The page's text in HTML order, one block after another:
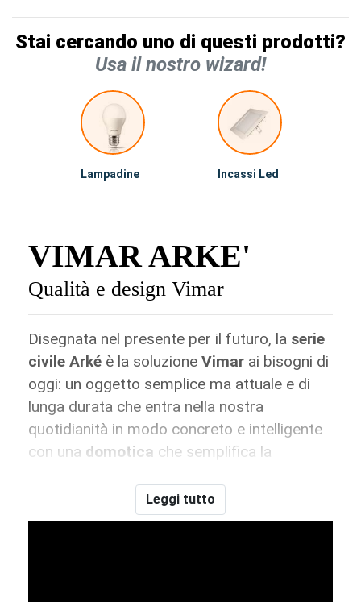
Stai cercando uno di questi prodotti?
Usa il nostro wizard!
Lampadine Incassi Led
VIMAR ARKE'
Qualità e design Vimar
Disegnata nel presente per il futuro, la serie
civile Arké è la soluzione Vimar ai bisogni di
oggi: un oggetto semplice ma attuale e di
lunga durata che entra nella nostra
quotidianità in modo concreto e intelligente
con una domotica che semplifica la
Tre varianti ditastiecomandi: l’eleganza
Leggi tutto